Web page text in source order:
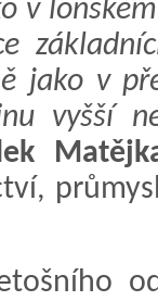
v
jako v
vyšší